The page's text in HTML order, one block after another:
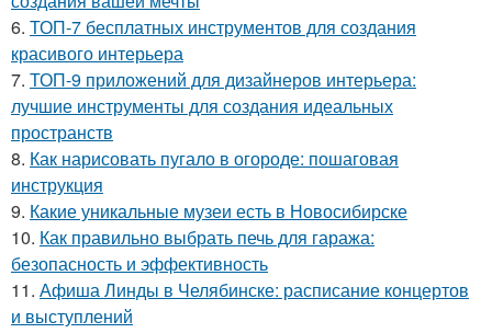
6. ТОП-7 бесплатных инструментов для создания
красивого интерьера
7. ТОП-9 приложений для дизайнеров интерьера:
лучшие инструменты для создания идеальных
пространств
8. Как нарисовать пугало в огороде: пошаговая
инструкция
9. Какие уникальные музеи есть в Новосибирске
10. Как правильно выбрать печь для гаража:
безопасность и эффективность
11. Афиша Линды в Челябинске: расписание концертов
и выступлений